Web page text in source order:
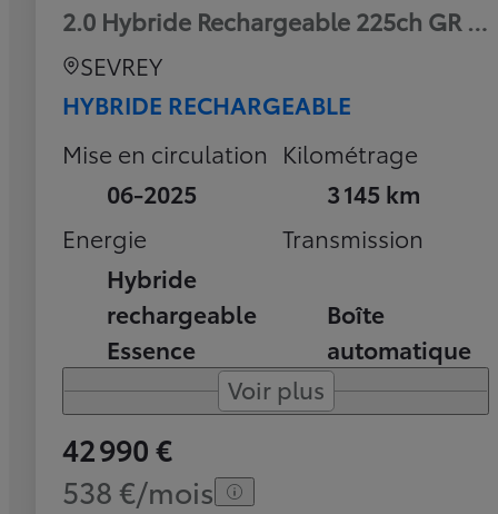
2.0 Hybride Rechargeable 225ch GR
SEVREY
HYBRIDE RECHARGEABLE
Mise en circulation
06-2025
Kilométrage
3 145 km
Energie
Hybride
rechargeable
Essence
Transmission
Boîte
automatique
Voir plus
42 990 €
538 €/mois